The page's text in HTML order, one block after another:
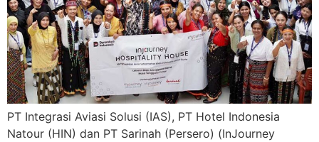
PT Integrasi Aviasi Solusi (IAS), PT Hotel Indonesia
Natour (HIN) dan PT Sarinah (Persero) (InJourney